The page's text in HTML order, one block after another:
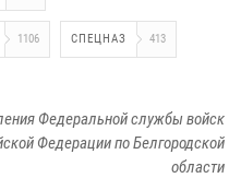
1106 СПЕЦНАЗ 413
Федеральной службы войск
Федерации по Белгородской
области